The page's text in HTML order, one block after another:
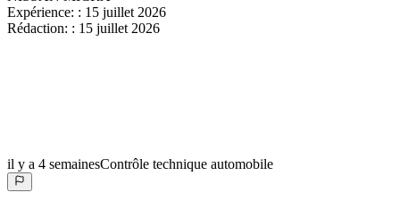
Expérience: : 15 juillet 2026
Rédaction: : 15 juillet 2026
il y a 4 semainesContrôle technique automobile